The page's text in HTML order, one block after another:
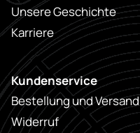
Unsere Geschichte
Karriere
Kundenservice
Bestellung und Versand
Widerruf